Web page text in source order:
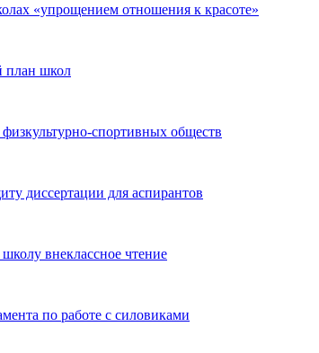
«упрощением отношения к красоте»
план школ
спортивных обществ
диссертации для аспирантов
внеклассное чтение
по работе с силовиками